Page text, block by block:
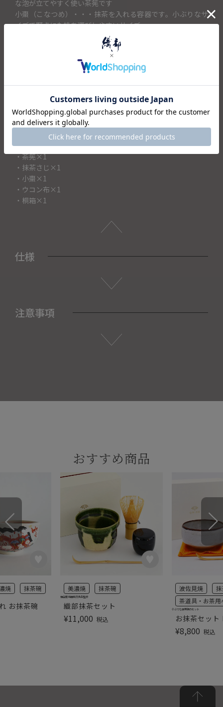
な泡が立てやすく使い茶筅です
小棗（こなつめ）・・・抹茶を入れる容器です。小ぶりなサ
イズで野点にも持ち運びしやすいサイズ
抹茶さじ・・・・・・・・・抹茶をすくうための道具、茶杓
ウコン布・・・・・・・・・ウコンの根で染めた鮮やかな黄
色の綿布。使い終わった抹茶碗をつつむのに使います。
抹茶を始めてみたい方へのプレゼントとしても喜ばれそうで
す。
＜セット内容＞
・抹茶碗×1
・茶筅×1
・抹茶さじ×1
・小棗×1
・ウコン布×1
・桐箱×1
仕様
注意事項
おすすめ商品
お抹茶碗
焼 抹茶碗
織部抹茶セット
美濃焼 抹茶碗
¥11,000 税込
桂山窯 和田和文先生監修
お抹茶セッ
波佐見焼
茶道具・お茶用
¥8,800 税込
小ぶりな抹茶碗のセット